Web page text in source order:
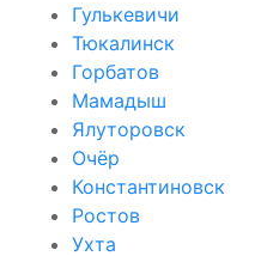
Гулькевичи
Тюкалинск
Горбатов
Мамадыш
Ялуторовск
Очёр
Константиновск
Ростов
Ухта